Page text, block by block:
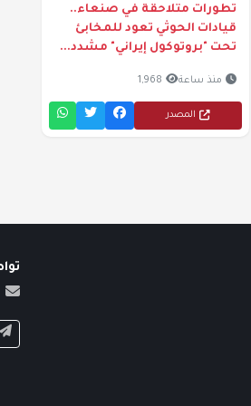
تطورات متلاحقة في صنعاء..
قيادات الحوثي تعود للمخابئ
تحت "بروتوكول إيراني" مشدد...
منذ ساعة 1,968
المصدر